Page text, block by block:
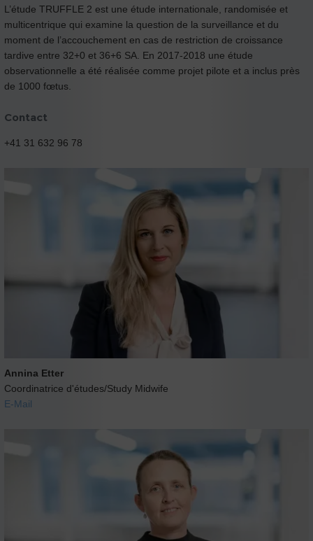
L’étude TRUFFLE 2 est une étude internationale, randomisée et
multicentrique qui examine la question de la surveillance et du
moment de l’accouchement en cas de restriction de croissance
tardive entre 32+0 et 36+6 SA. En 2017-2018 une étude
observationnelle a été réalisée comme projet pilote et a inclus près
de 1000 fœtus.
Contact
+41 31 632 96 78
Annina Etter
Coordinatrice d'études/Study Midwife
E-Mail